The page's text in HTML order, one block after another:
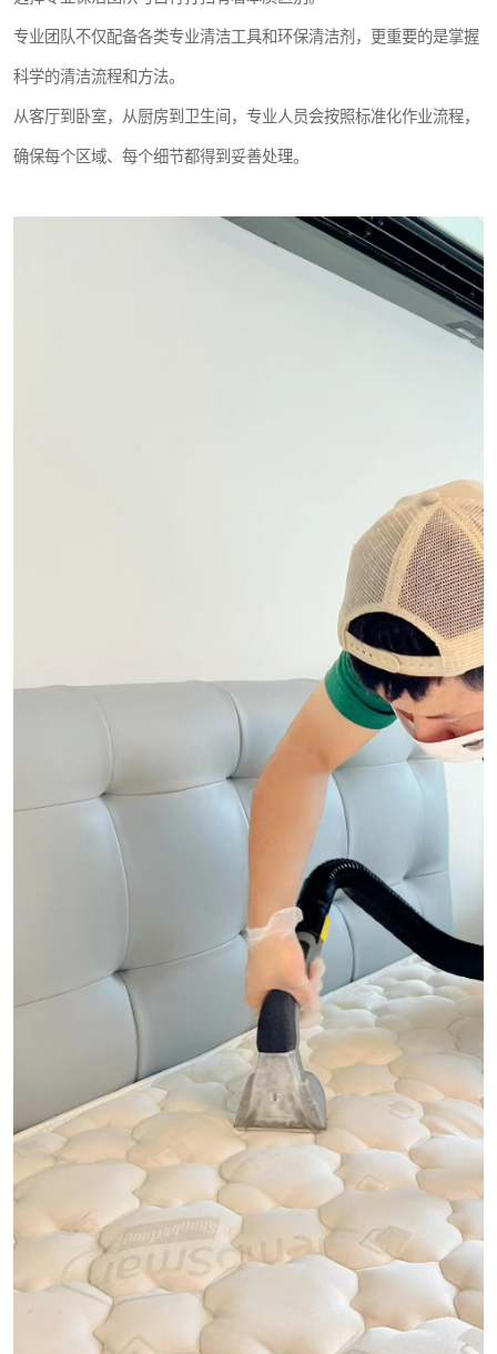
专业团队不仅配备各类专业清洁工具和环保清洁剂，更重要的是掌握
科学的清洁流程和方法。
从客厅到卧室，从厨房到卫生间，专业人员会按照标准化作业流程，
确保每个区域、每个细节都得到妥善处理。